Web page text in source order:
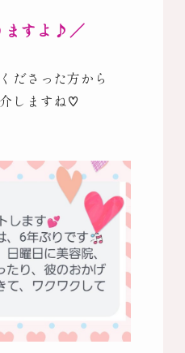
ますよ♪／
ださった方から
しますね♡